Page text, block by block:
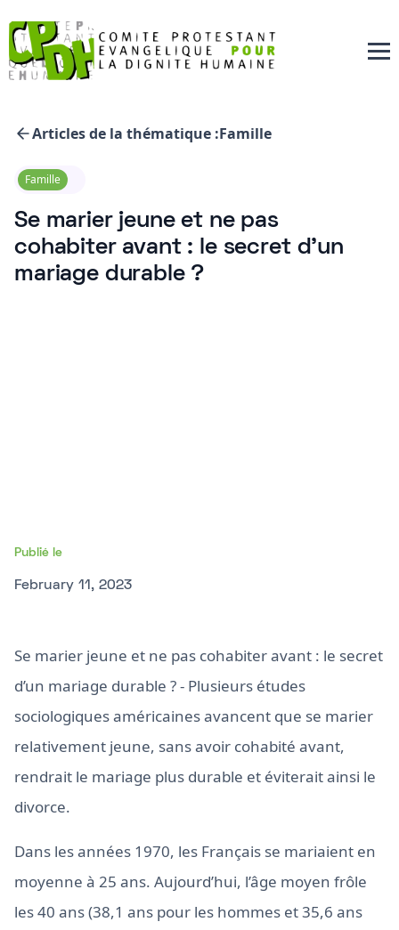
Articles de la thématique :Famille
Famille
Se marier jeune et ne pas
cohabiter avant : le secret d’un
mariage durable ?
Publié le
February 11, 2023
Se marier jeune et ne pas cohabiter avant : le secret
d’un mariage durable ? - Plusieurs études
sociologiques américaines avancent que se marier
relativement jeune, sans avoir cohabité avant,
rendrait le mariage plus durable et éviterait ainsi le
divorce.
Dans les années 1970, les Français se mariaient en
moyenne à 25 ans. Aujourd’hui, l’âge moyen frôle
les 40 ans (38,1 ans pour les hommes et 35,6 ans